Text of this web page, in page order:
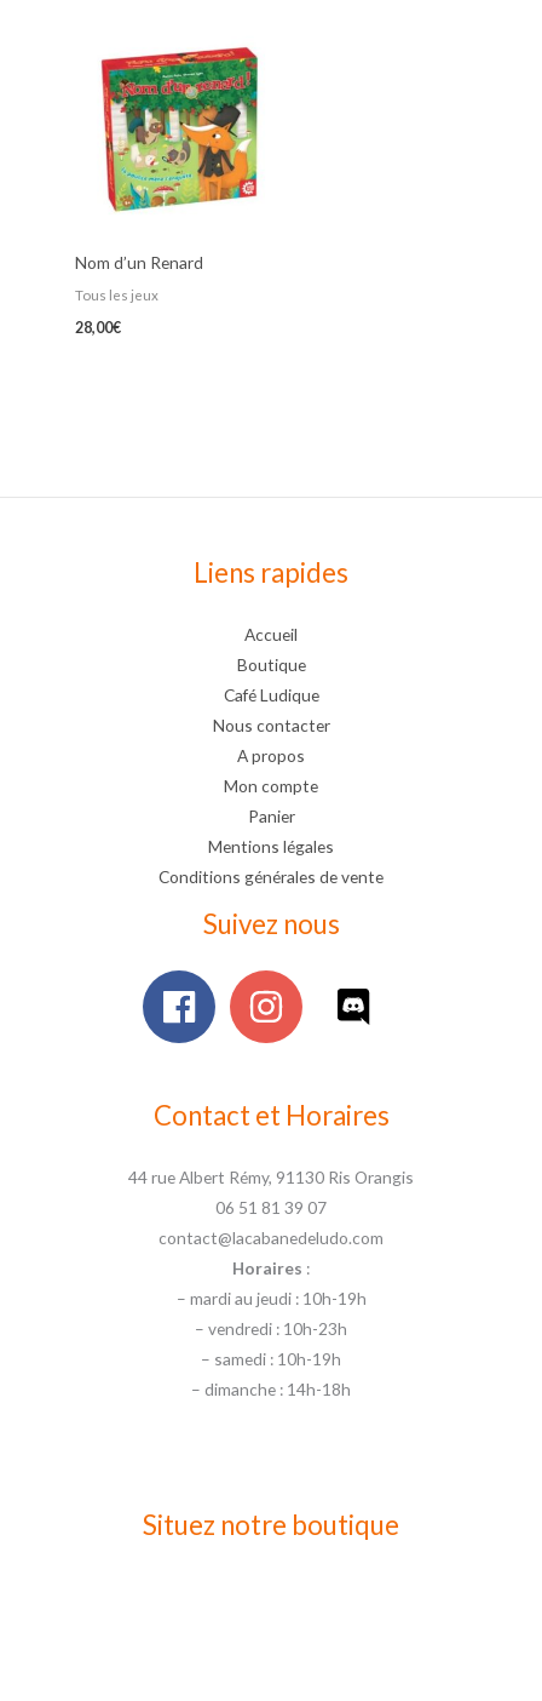
Nom d’un Renard
Tous les jeux
28,00€
Liens rapides
Accueil
Boutique
Café Ludique
Nous contacter
A propos
Mon compte
Panier
Mentions légales
Conditions générales de vente
Suivez nous
Contact et Horaires
44 rue Albert Rémy, 91130 Ris Orangis
06 51 81 39 07
contact@lacabanedeludo.com
Horaires :
– mardi au jeudi : 10h-19h
– vendredi : 10h-23h
– samedi : 10h-19h
– dimanche : 14h-18h
Situez notre boutique